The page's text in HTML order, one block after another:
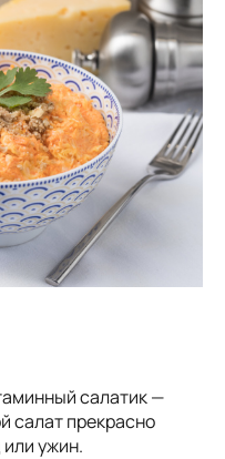
салатик —
салат прекрасно
ужин.